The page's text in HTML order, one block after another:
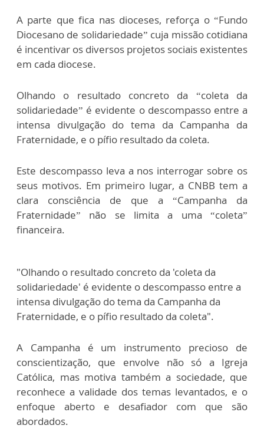
A parte que fica nas dioceses, reforça o “Fundo
Diocesano de solidariedade” cuja missão cotidiana
é incentivar os diversos projetos sociais existentes
em cada diocese.
Olhando o resultado concreto da “coleta da
solidariedade” é evidente o descompasso entre a
intensa divulgação do tema da Campanha da
Fraternidade, e o pífio resultado da coleta.
Este descompasso leva a nos interrogar sobre os
seus motivos. Em primeiro lugar, a CNBB tem a
clara consciência de que a “Campanha da
Fraternidade” não se limita a uma “coleta”
financeira.
"Olhando o resultado concreto da 'coleta da
solidariedade' é evidente o descompasso entre a
intensa divulgação do tema da Campanha da
Fraternidade, e o pífio resultado da coleta".
A Campanha é um instrumento precioso de
conscientização, que envolve não só a Igreja
Católica, mas motiva também a sociedade, que
reconhece a validade dos temas levantados, e o
enfoque aberto e desafiador com que são
abordados.